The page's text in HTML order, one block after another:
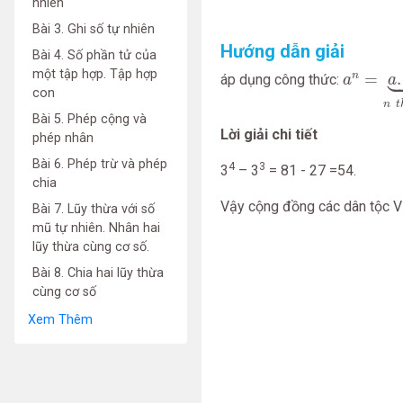
nhiên
Bài 3. Ghi số tự nhiên
Bài 4. Số phần tử của
một tập hợp. Tập hợp
con
Bài 5. Phép cộng và
phép nhân
Bài 6. Phép trừ và phép
chia
Bài 7. Lũy thừa với số
mũ tự nhiên. Nhân hai
lũy thừa cùng cơ số.
Bài 8. Chia hai lũy thừa
cùng cơ số
Xem Thêm
Hướng dẫn giải
áp dụng công thức: an = a.

n t
n
Lời giải chi tiết
3 4– 3 3 = 81 - 27 =54.
Vậy cộng đồng các dân tộc